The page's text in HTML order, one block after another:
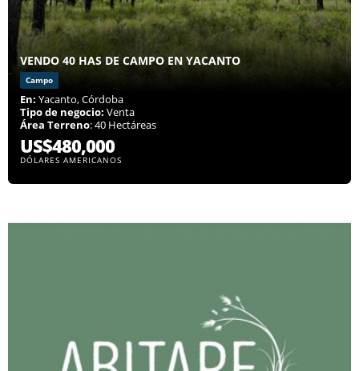
VENDO 40 HAS DE CAMPO EN YACANTO
Campo
En: Yacanto, Córdoba
Tipo de negocio: Venta
Área Terreno: 40 Hectáreas
US$480,000
DÓLARES AMERICANOS